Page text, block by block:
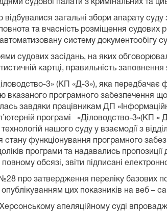
судової палати з кримінальних та
загальні збори апарату суду
та вчасність розміщення
систему документообігу
судових засідань, на яких
картці, правильність
3» (КП «Д-3»), яка передбачає
програмного забезпечення
завдяки працівникам ДП
програмі «Діловодство-3»(КП «
нашого суду у взаємодії з
функціонування програмного
програми та надавались
обсязі, звіти підписані
про затвердження переліку базових
цих показників на веб –
апеляційному суді